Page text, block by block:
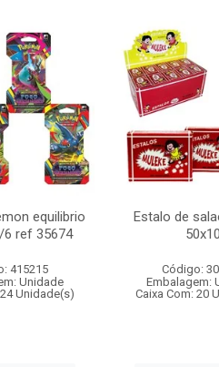
equilibrio
ref 35674
415215
Unidade
Unidade(s)
Estalo de
50x10
Código:
Embalagem:
Caixa Com: 20